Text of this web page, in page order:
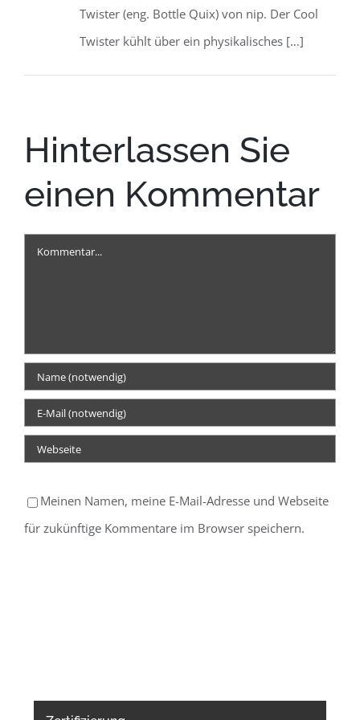
Twister (eng. Bottle Quix) von nip. Der Cool
Twister kühlt über ein physikalisches […]
Hinterlassen Sie
einen Kommentar
Kommentar
Meinen Namen, meine E-Mail-Adresse und Webseite
für zukünftige Kommentare im Browser speichern.